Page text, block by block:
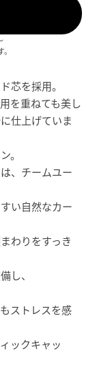
芯を採用。
を重ねても美し
仕上げていま
。
、チームユー
い自然なカー
わりをすっき
し、
ストレスを感
ックキャッ